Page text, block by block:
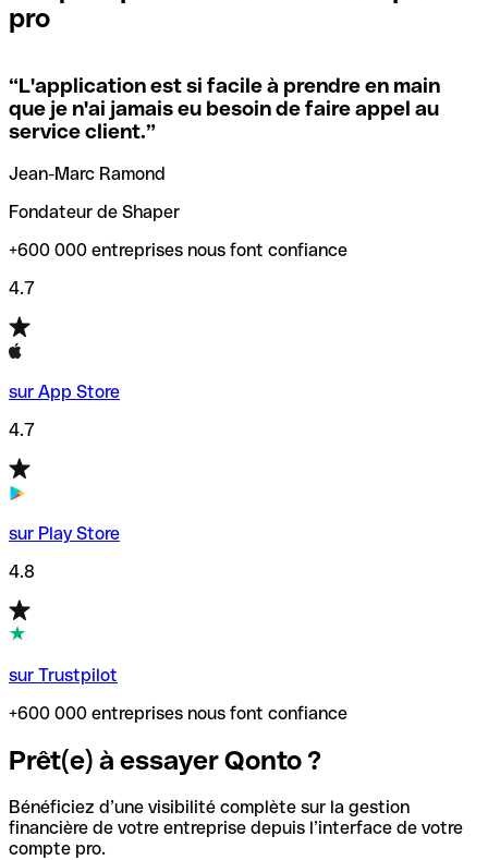
locales.
Si vous n'êtes pas sûr du code SWIFT que vous devriez
utiliser, nous avons développé un outil de recherche de
codes SWIFT par nom de banque.
vérification/recherche de codes SWIFT. Ainsi, vous pouvez
trouver et vérifier vos codes SWIFT avant de réaliser vos
transferts d’argent.
pro
“L'application est si facile à prendre en main
que je n'ai jamais eu besoin de faire appel au
service client.”
Jean-Marc Ramond
Fondateur de Shaper
+600 000 entreprises nous font confiance
4.7
sur App Store
4.7
sur Play Store
4.8
sur Trustpilot
+600 000 entreprises nous font confiance
Prêt(e) à essayer Qonto ?
Bénéficiez d’une visibilité complète sur la gestion
financière de votre entreprise depuis l’interface de votre
compte pro.